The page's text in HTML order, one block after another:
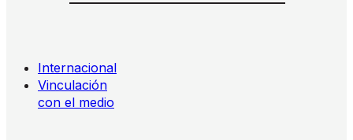
Internacional
Vinculación
con el medio